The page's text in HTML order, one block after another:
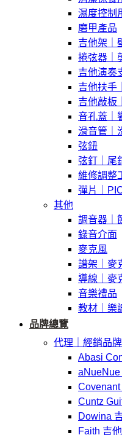
濕度控制
磨甲產品
吉他架｜
捲弦器｜
吉他演奏
吉他扶手
吉他敲板
音孔蓋｜
滑音管｜
弦鈕
弦釘｜尾
維修調整
彈片｜
其他
調音器｜
錄音介面
麥克風
譜架｜麥
導線｜麥
音樂禮品
教材｜樂
品牌總覽
代理｜經銷品
Abasi
aNueNue
Cuntz
Dowina
Faith 吉